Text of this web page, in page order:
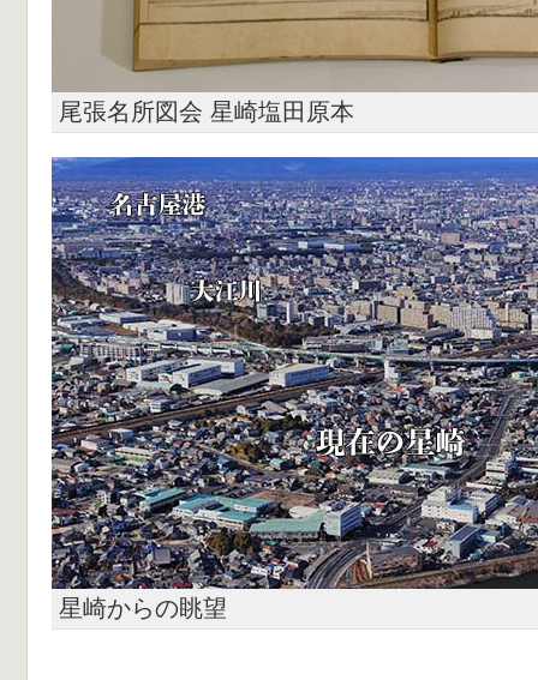
尾張名所図会 星崎塩田原本
星崎からの眺望